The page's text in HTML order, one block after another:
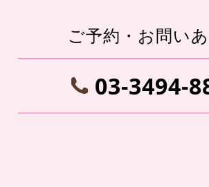
ご予約・お問い
03-3494-